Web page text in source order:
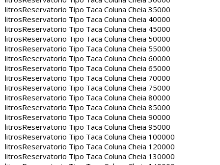
litrosReservatorio Tipo Taca Coluna Cheia 35000
litrosReservatorio Tipo Taca Coluna Cheia 40000
litrosReservatorio Tipo Taca Coluna Cheia 45000
litrosReservatorio Tipo Taca Coluna Cheia 50000
litrosReservatorio Tipo Taca Coluna Cheia 55000
litrosReservatorio Tipo Taca Coluna Cheia 60000
litrosReservatorio Tipo Taca Coluna Cheia 65000
litrosReservatorio Tipo Taca Coluna Cheia 70000
litrosReservatorio Tipo Taca Coluna Cheia 75000
litrosReservatorio Tipo Taca Coluna Cheia 80000
litrosReservatorio Tipo Taca Coluna Cheia 85000
litrosReservatorio Tipo Taca Coluna Cheia 90000
litrosReservatorio Tipo Taca Coluna Cheia 95000
litrosReservatorio Tipo Taca Coluna Cheia 100000
litrosReservatorio Tipo Taca Coluna Cheia 120000
litrosReservatorio Tipo Taca Coluna Cheia 130000